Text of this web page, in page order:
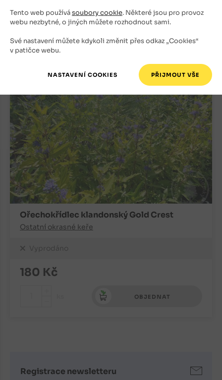
Tento web používásoubory cookie. Některé jsou pro provoz
webu nezbytné, o jiných můžete rozhodnout sami.
Své nastavení můžete kdykoli změnit přes odkaz „Cookies“
v patičce webu.
150Kč
+
ks
Ořechokřídlec klandonský Gold Crest
Ostatní okrasné keře
Vyprodáno
180 Kč
OBJEDNAT
Registrace newsletteru